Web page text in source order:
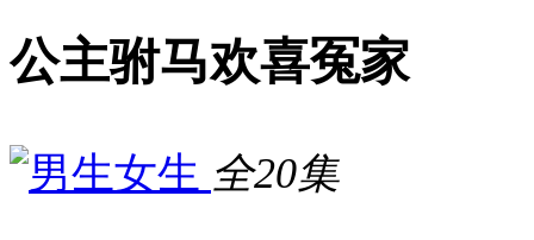
公主驸马欢喜冤家
全20集